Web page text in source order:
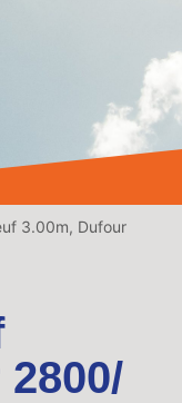
3.00m, Dufour